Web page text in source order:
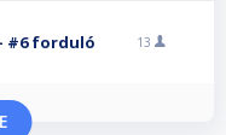
- #6 forduló 13